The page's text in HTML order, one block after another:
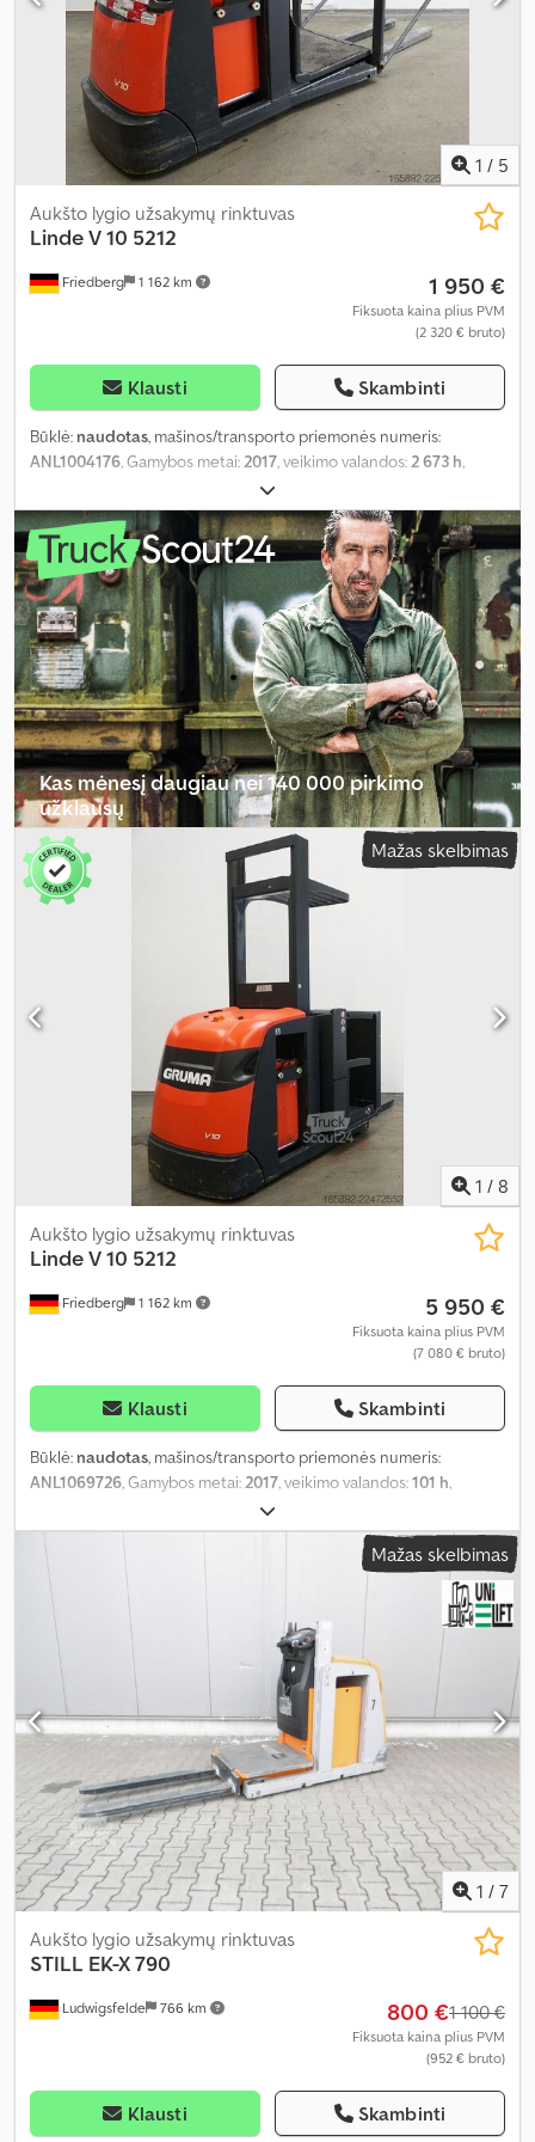
1 / 5
Friedberg 1 162 km
Aukšto lygio užsakymų rinktuvas
LindeV 10 5212
1 950 €
Fiksuota kaina plius PVM
(2 320 € bruto)
Klausti Skambinti
Būklė: naudotas, mašinos/transporto priemonės numeris:
ANL1004176, Gamybos metai:2017, veikimo valandos:2 673 h,
, kėlimo aukštis:
centras:600 mm, stiebo tipas:simpleksas, baterijos talpa:465 Ah,
akumuliatoriaus įtampa:24 V, šakių laikiklio plotis:560 mm, šakių
ilgis: 1 150 mm, tuščias svoris:1 575 kg, bendras aukštis: 1 620 mm,
bendras ilgis:2 555 mm , bendras plotis:1 015 mm, kuras: elektra
Kas mėnesį daugiau nei 140 000 pirkimo
užklausų
Pasirinkite prekybininko paketąMažas skelbimas
1 / 8
Friedberg 1 162 km
Aukšto lygio užsakymų rinktuvas
LindeV 10 5212
5 950 €
Fiksuota kaina plius PVM
(7 080 € bruto)
Klausti Skambinti
Būklė: naudotas, mašinos/transporto priemonės numeris:
ANL1069726, Gamybos metai:2017, veikimo valandos:101 h,
, kėlimo aukštis:
centras:600 mm, stiebo tipas:simpleksas, baterijos talpa:500 Ah,
akumuliatoriaus įtampa:
, šakių laikiklio plotis:560 mm, šakių
ilgis:
2 530 mm,
elektra,
Mažas skelbimas
1 / 7
Ludwigsfelde 766 km
Aukšto lygio užsakymų rinktuvas
STILL EK-X 790
800 €1 100 €
Fiksuota kaina plius PVM
(952 € bruto)
Klausti Skambinti